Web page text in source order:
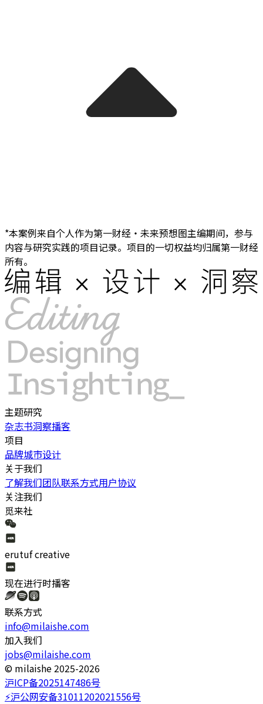
*本案例来自个人作为第一财经・未来预想图主编期间，参与
内容与研究实践的项目记录。项目的一切权益均归属第一财经
所有。
主题研究
杂志书洞察播客
项目
品牌城市设计
关于我们
了解我们团队联系方式用户协议
关注我们
觅来社
erutuf creative
现在进行时播客
联系方式
info@milaishe.com
加入我们
jobs@milaishe.com
©️ milaishe 2025-2026
沪ICP备2025147486号
⚡️沪公网安备31011202021556号